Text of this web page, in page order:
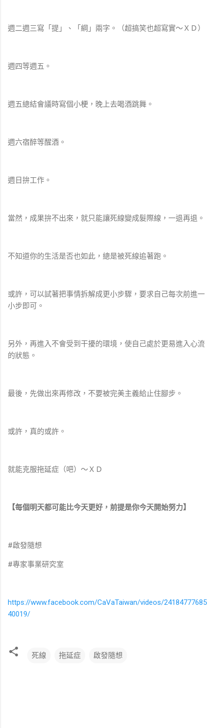
週二週三寫「提」、「綱」兩字。（超搞笑也超寫實～ＸＤ）
週四等週五。
週五總結會議時寫個小梗，晚上去喝酒跳舞。
週六宿醉等醒酒。
週日拚工作。
當然，成果拚不出來，就只能讓死線變成髮際線，一退再退。
不知道你的生活是否也如此，總是被死線追著跑。
或許，可以試著把事情拆解成更小步驟，要求自己每次前進一
小步即可。
另外，再進入不會受到干擾的環境，使自己處於更易進入心流
的狀態。
最後，先做出來再修改，不要被完美主義給止住腳步。
或許，真的或許。
就能克服拖延症（吧）～ＸＤ
【每個明天都可能比今天更好，前提是你今天開始努力】
#啟發隨想
#專家事業研究室
https://www.facebook.com/CaVaTaiwan/videos/24184777685
40019/
死線 拖延症 啟發隨想